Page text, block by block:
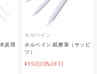
炭用
ホルベイン
ホルベイン 紙擦筆（サッピ
ツ）
¥150(20%OFF)